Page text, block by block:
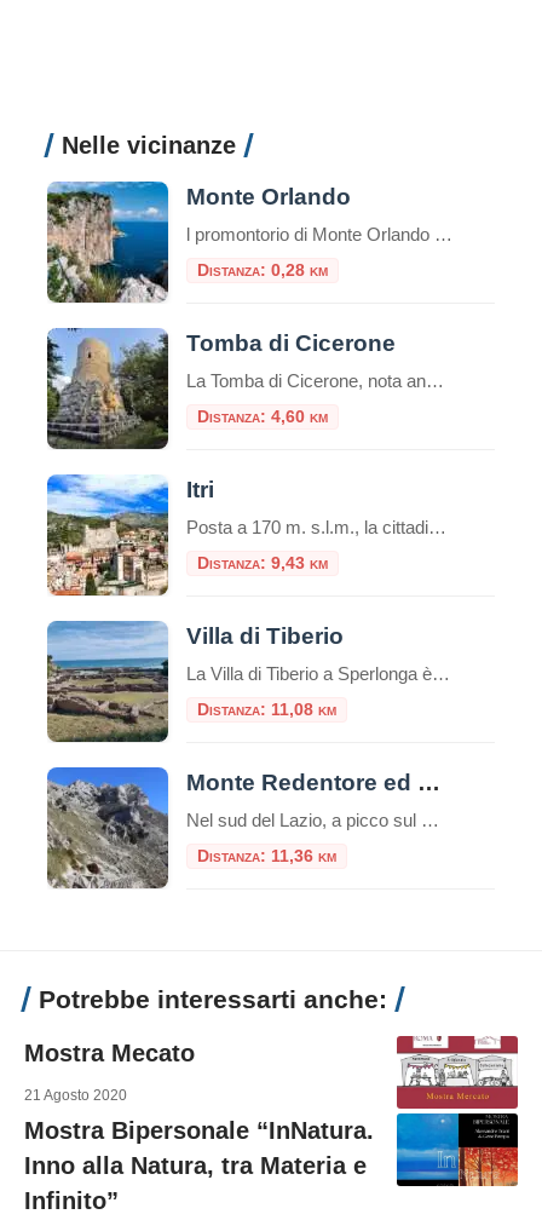
Nelle vicinanze
Monte Orlando
l promontorio di Monte Orlando (171 m) è il prolungamento verso il mare del sistema montuoso degli Aurunci, costituito quasi esclusivamente da calcari meso-cenozoici (190-25 milioni di anni). Nell’area del parco si rinvengono molti fenomeni caratteristici di questi territori come terre rosse, falesie, faglie, grotte, rocce stratificate. In alcuni punti possiamo osservare della terra di […]
Distanza: 0,28 km
Tomba di Cicerone
La Tomba di Cicerone, nota anche come Mausoleo di Cicerone o Sepolcro di Cicerone in italiano, è il luogo di sepoltura del famoso oratore e filosofo romano Marco Tullio Cicerone.Cicerone è noto per essere stato uno degli oratori più influenti della Roma antica e una figura di spicco nella politica romana durante gli ultimi anni […]
Distanza: 4,60 km
Itri
Posta a 170 m. s.l.m., la cittadina di Itri sorge in una caratteristica vallata tra le falde occidentali dei monti Aurunci (passo di San Donato), a soli 8 km dalla costa. Castello di Itri Si trova lungo il percorso della via Appia, tra Fondi (co
Distanza: 9,43 km
Villa di Tiberio
La Villa di Tiberio a Sperlonga è uno dei più affascinanti esempi di residenza imperiale romana sulla costa tirrenica. Situata nel comune di Sperlonga, in provincia di Latina, la villa si affaccia sul mare e rappresenta uno squarcio della vita privata dell’imperatore Tiberio. Origini e Struttura della Villa La villa, costruita nel I secolo a.C., […]
Distanza: 11,08 km
Monte Redentore ed Eremo di San Michele
Nel sud del Lazio, a picco sul Golfo di Gaeta, si erge il Monte Redentore, una delle cime più suggestive e panoramiche dei Monti Aurunci. A 1252 metri di altitudine, questa montagna, che in realtà è una spalla del più imponente Monte Altino, offre un’esperienza indimenticabile che unisce trekking, spiritualità e paesaggi mozzafiato, rendendola una […]
Distanza: 11,36 km
Potrebbe interessarti anche:
Mostra Mecato
21 Agosto 2020
Mostra Bipersonale “InNatura.
Inno alla Natura, tra Materia e
Infinito”